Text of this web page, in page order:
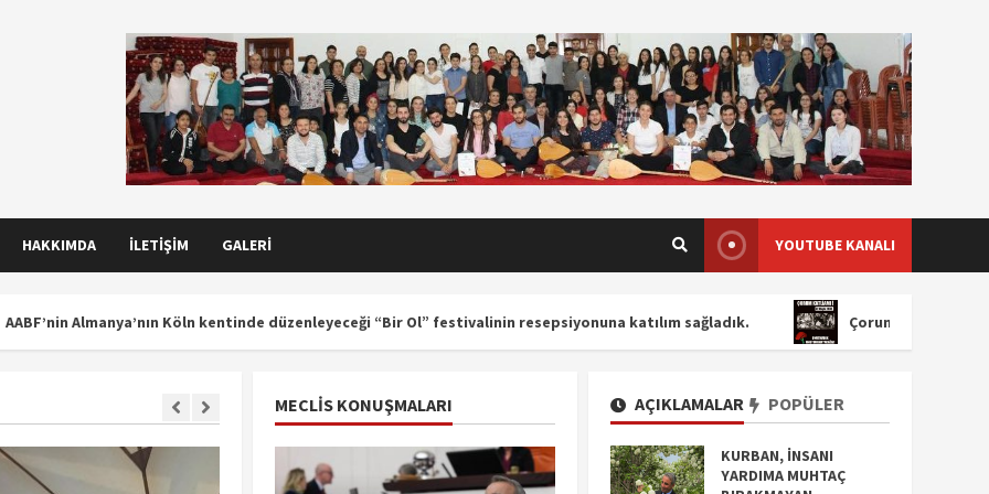
HAKKIMDA İLETIŞIM GALERI YOUTUBE KANALI
Almanya’nın Köln kentinde düzenleyeceği “Bir Ol” festivalinin resepsiyonuna katılım sağladık. Çorum Katliamı’nın 46.
AÇIKLAMALAR POPÜLER
KURBAN, İNSANI
YARDIMA MUHTAÇ
MECLIS KONUŞMALARI